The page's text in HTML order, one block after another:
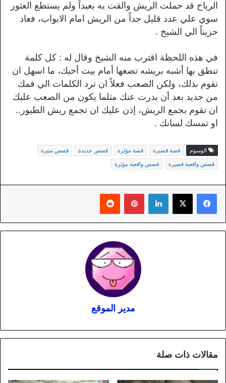
الرياح قد حملت الريش والقت به بعيداً ولم يستطع العثور
سوي علي عدد قليل جداً من الريش امام الابواب، فعاد
حزيناً الي الشيخ .
في هذه اللحظة اقترب منه الشيخ وقال له : كل كلمة
تنطق بها أشبه بريشه تضعها أمام بيت أخيك، ما اسهل ان
تقوم بذلك، ولكن الصعب فعلاً ان ترد الكلمات الي فمك
من جديد بعد أن بدرت عنك مثلما يكون من الصعب عليك
ان تقوم بجمع الريش، إذن عليك ان تجمع ريش الطيور..
او تمسك لسانك .
الوسوم قصة قصيرة قصة مؤثرة قصص جديدة
قصص مثيرة
قصص واقعية قصيرة
قصص واقعية مؤثرة
لينكدإن بينتيريست
مدير الموقع
مقالات ذات صلة